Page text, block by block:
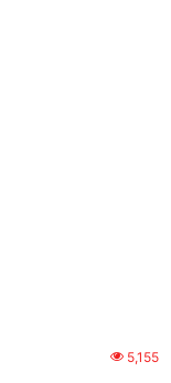
5,155